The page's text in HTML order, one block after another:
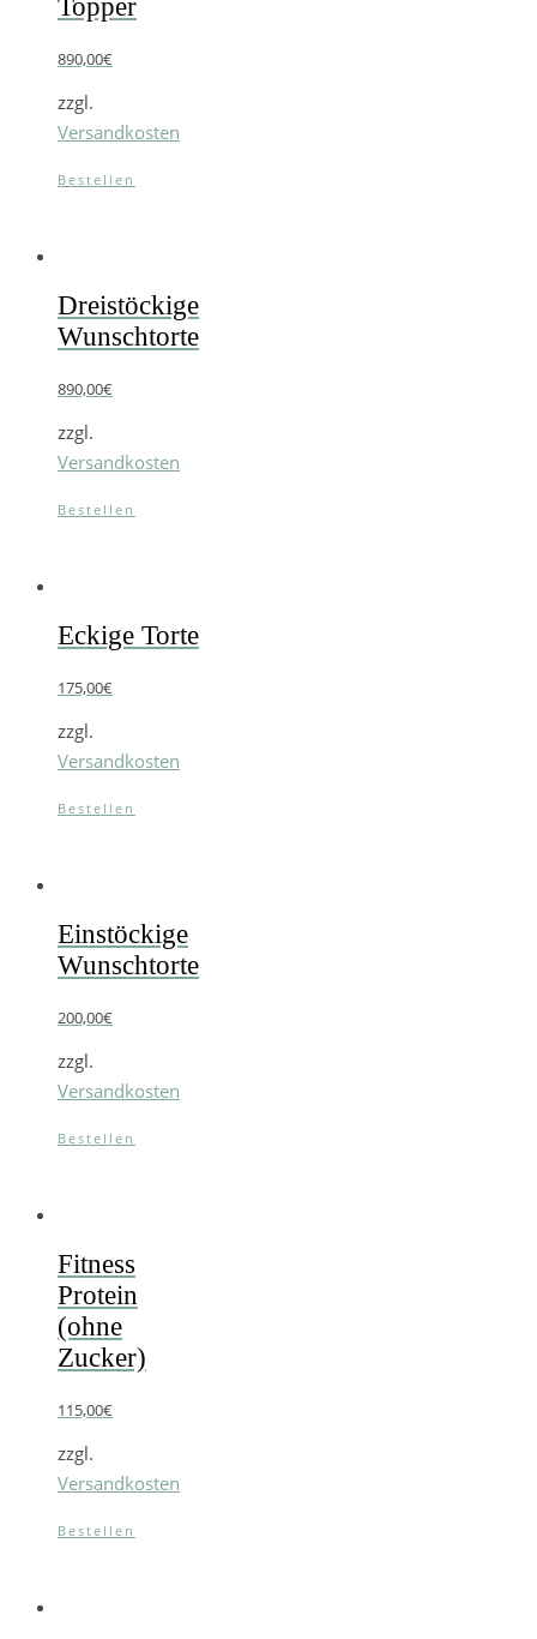
Topper
890,00€
zzgl.
Versandkosten
Bestellen
Dreistöckige
Wunschtorte
890,00€
zzgl.
Versandkosten
Bestellen
Eckige Torte
175,00€
zzgl.
Versandkosten
Bestellen
Einstöckige
Wunschtorte
200,00€
zzgl.
Versandkosten
Bestellen
Fitness
Protein
(ohne
Zucker)
115,00€
zzgl.
Versandkosten
Bestellen